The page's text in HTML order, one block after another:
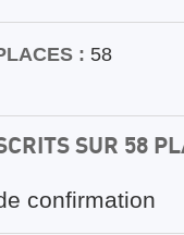
: 58
SUR 58
confirmation